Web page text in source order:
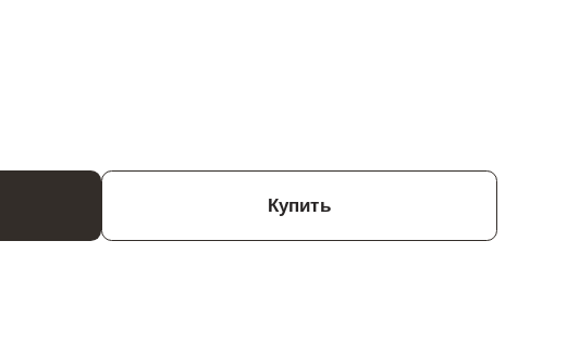
Купить